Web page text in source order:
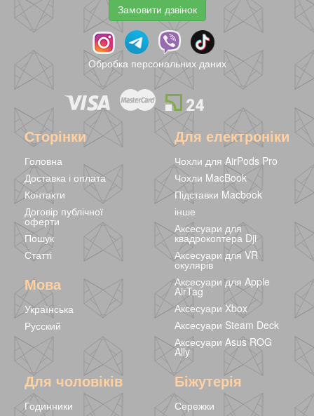
Замовити дзвінок
Обробка персональних даних
Сторінки
Головна
Доставка і оплата
Контакти
Договір публічної
оферти
Пошук
Статті
Мова
Українська
Русский
Для електроніки
Чохли для AirPods Pro
Чохли MacBook
Підставки Macbook
інше
Аксесуари для
квадрокоптера Dji
Аксесуари для VR
окулярів
Аксесуари для Apple
AirTag
Аксесуари Xbox
Аксесуари Steam Deck
Аксесуари Asus ROG
Ally
Для чоловіків
Годинники
Біжутерія
Сережки